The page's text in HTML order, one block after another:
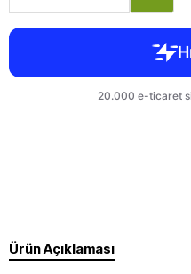
Ürün Açıklaması